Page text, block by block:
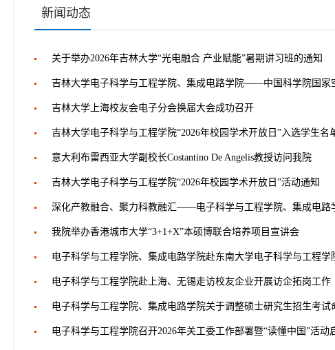
新闻动态
关于举办2026年吉林大学“光电融合 产业赋能”暑期讲习班的通知
吉林大学电子科学与工程学院、集成电路学院——中国科学院国家
吉林大学上海校友会电子分会换届大会成功召开
吉林大学电子科学与工程学院“2026年校园学术开放日”入选学生名
意大利布雷西亚大学副校长Costantino De Angelis教授访问我院
吉林大学电子科学与工程学院“2026年校园学术开放日”活动通知
深化产教融合、聚力科教融汇——电子科学与工程学院、集成电路
我院举办香港城市大学“3+1+X”本硕博联合培养项目宣讲会
电子科学与工程学院、集成电路学院赴东南大学电子科学与工程学
电子科学与工程学院赴上海、无锡走访校友企业开展访企拓岗工作
电子科学与工程学院、集成电路学院关于调整硕士研究生招生考试
电子科学与工程学院召开2026年关工委工作部署暨“读懂中国”活动